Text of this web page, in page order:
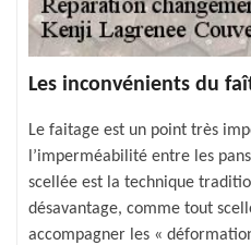
Les inconvénients du
Le faitage est un point très
l’imperméabilité entre les
scellée est la technique
désavantage, comme tout
accompagner les «